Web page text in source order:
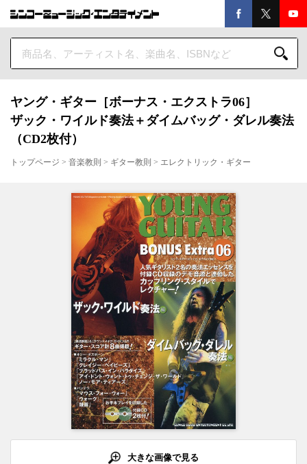
ヤング・ギター［ボーナス・エクストラ06］
ザック・ワイルド奏法＋ダイムバッグ・ダレル奏法
（CD2枚付）
トップページ > 音楽教則 > ギター教則 > エレクトリック・ギター
大きな画像で見る